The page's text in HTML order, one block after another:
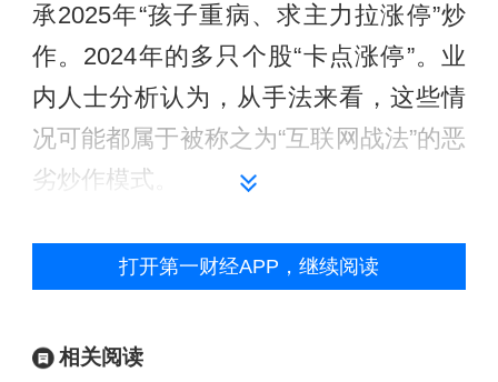
承2025年“孩子重病、求主力拉涨停”炒
作。2024年的多只个股“卡点涨停”。业
内人士分析认为，从手法来看，这些情
况可能都属于被称之为“互联网战法”的恶
劣炒作模式。
而此次相关个股低俗贴文出现之前，已
有资金提前潜伏。如中公教育，此前股
期低迷，6月30日、7月1日的成交突然大
打开第一财经APP，继续阅读
相关阅读